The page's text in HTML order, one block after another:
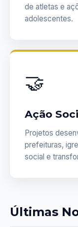
de atletas e
adolescentes.
🤝
Ação
Projetos
prefeituras,
social e
Últimas